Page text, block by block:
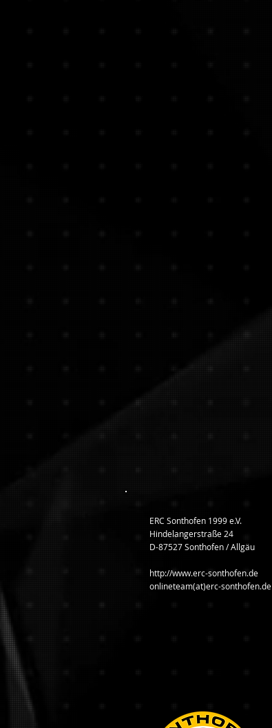
ERC Sonthofen 1999 e.V.
Hindelangerstraße 24
D-87527 Sonthofen / Allgäu
http://www.erc-sonthofen.de
onlineteam(at)erc-sonthofen.de